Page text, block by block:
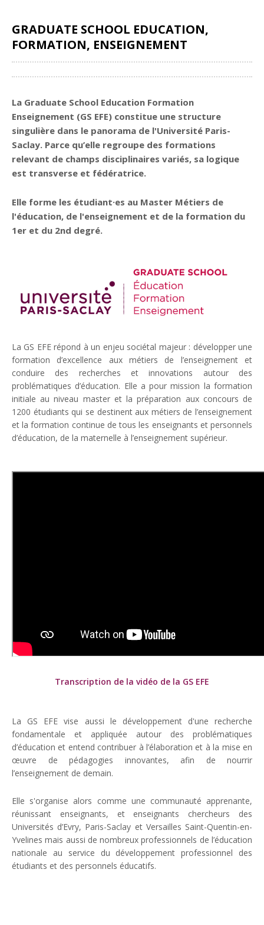
GRADUATE SCHOOL EDUCATION,
FORMATION, ENSEIGNEMENT
La Graduate School Education Formation
Enseignement (GS EFE) constitue une structure
singulière dans le panorama de l'Université Paris-
Saclay. Parce qu’elle regroupe des formations
relevant de champs disciplinaires variés, sa logique
est transverse et fédératrice.
Elle forme les étudiant·es au Master Métiers de
l'éducation, de l'enseignement et de la formation du
1er et du 2nd degré.
La GS EFE répond à un enjeu sociétal majeur : développer une
formation d’excellence aux métiers de l’enseignement et
conduire des recherches et innovations autour des
problématiques d’éducation. Elle a pour mission la formation
initiale au niveau master et la préparation aux concours de
1200 étudiants qui se destinent aux métiers de l’enseignement
et la formation continue de tous les enseignants et personnels
d’éducation, de la maternelle à l’enseignement supérieur.
Transcription de la vidéo de la GS EFE
La GS EFE vise aussi le développement d'une recherche
fondamentale et appliquée autour des problématiques
d’éducation et entend contribuer à l’élaboration et à la mise en
œuvre de pédagogies innovantes, afin de nourrir
l’enseignement de demain.
Elle s'organise alors comme une communauté apprenante,
réunissant enseignants, et enseignants chercheurs des
Universités d’Evry, Paris-Saclay et Versailles Saint-Quentin-en-
Yvelines mais aussi de nombreux professionnels de l’éducation
nationale au service du développement professionnel des
étudiants et des personnels éducatifs.